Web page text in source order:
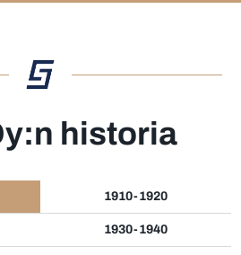
historia
1910-1920
1930-1940